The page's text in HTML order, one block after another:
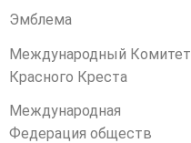
Эмблема
Международный Комитет
Красного Креста
Международная
Федерация обществ